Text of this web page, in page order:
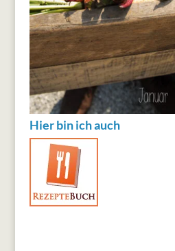
Hier bin ich auch